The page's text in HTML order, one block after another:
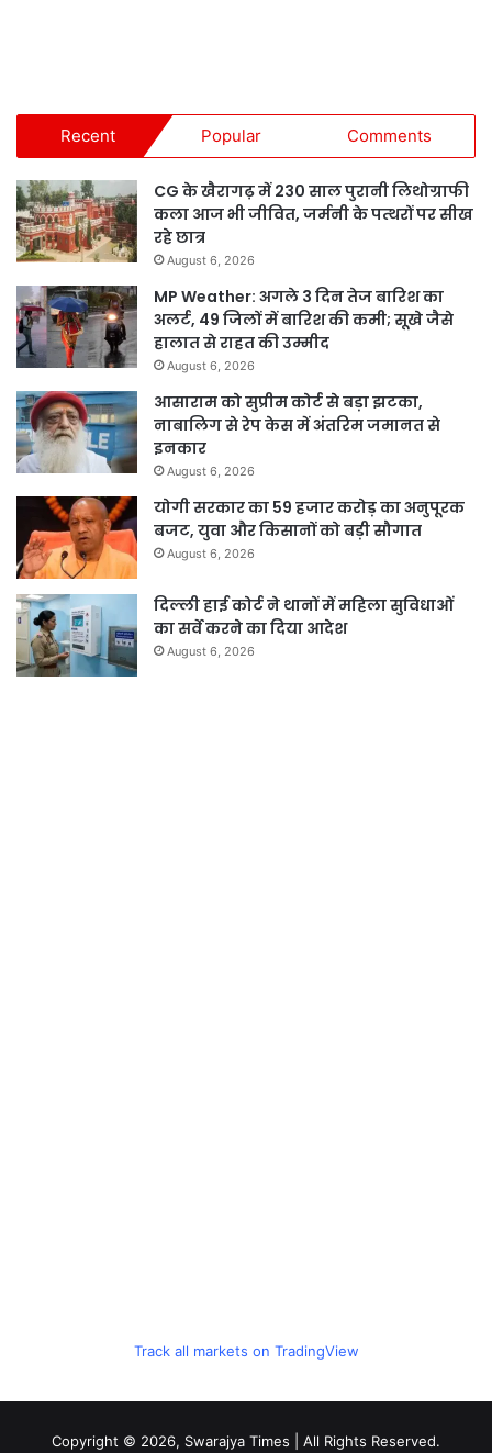
Recent Popular Comments
CG के खैरागढ़ में 230 साल पुरानी लिथोग्राफी
कला आज भी जीवित, जर्मनी के पत्थरों पर सीख
रहे छात्र
August 6, 2026
MP Weather: अगले 3 दिन तेज बारिश का
अलर्ट, 49 जिलों में बारिश की कमी; सूखे जैसे
हालात से राहत की उम्मीद
August 6, 2026
आसाराम को सुप्रीम कोर्ट से बड़ा झटका,
नाबालिग से रेप केस में अंतरिम जमानत से
इनकार
August 6, 2026
योगी सरकार का 59 हजार करोड़ का अनुपूरक
बजट, युवा और किसानों को बड़ी सौगात
August 6, 2026
दिल्ली हाई कोर्ट ने थानों में महिला सुविधाओं
का सर्वे करने का दिया आदेश
August 6, 2026
Track all markets on TradingView
Copyright © 2026, Swarajya Times | All Rights Reserved.